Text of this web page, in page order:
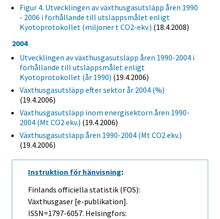
Figur 4. Utvecklingen av växthusgasutsläpp åren 1990
- 2006 i förhållande till utsläppsmålet enligt
Kyotoprotokollet (miljoner t CO2-ekv.) (18.4.2008)
2004
Utvecklingen av växthusgasutsläpp åren 1990-2004 i
förhållande till utsläppsmålet enligt
Kyotoprotokollet (år 1990) (19.4.2006)
Växthusgasutsläpp efter sektor år 2004 (%)
(19.4.2006)
Växthusgasutsläpp inom energisektorn åren 1990-
2004 (Mt CO2 ekv.) (19.4.2006)
Växthusgasutsläpp åren 1990-2004 (Mt CO2 ekv.)
(19.4.2006)
Instruktion för hänvisning:
Finlands officiella statistik (FOS):
Växthusgaser [e-publikation].
ISSN=1797-6057. Helsingfors: